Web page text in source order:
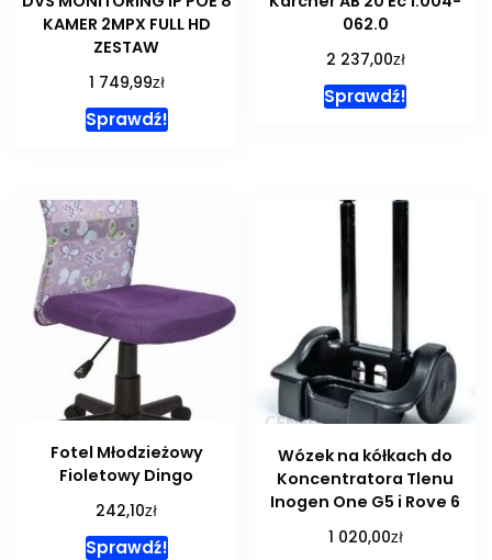
KAMER 2MPX FULL HD
ZESTAW
1 749,99zł
Sprawdź!
062.0
2 237,00zł
Sprawdź!
Fotel Młodzieżowy
Fioletowy Dingo
242,10zł
Sprawdź!
Wózek na kółkach do
Koncentratora Tlenu
Inogen One G5 i Rove 6
1 020,00zł